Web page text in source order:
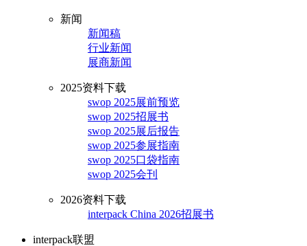
新闻
新闻稿
行业新闻
展商新闻
2025资料下载
swop 2025展前预览
swop 2025招展书
swop 2025展后报告
swop 2025参展指南
swop 2025口袋指南
swop 2025会刊
2026资料下载
interpack China 2026招展书
interpack联盟